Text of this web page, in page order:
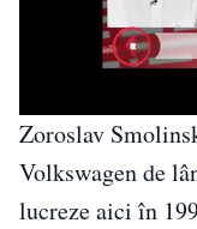
Zoroslav
Volkswagen de
lucreze aici în